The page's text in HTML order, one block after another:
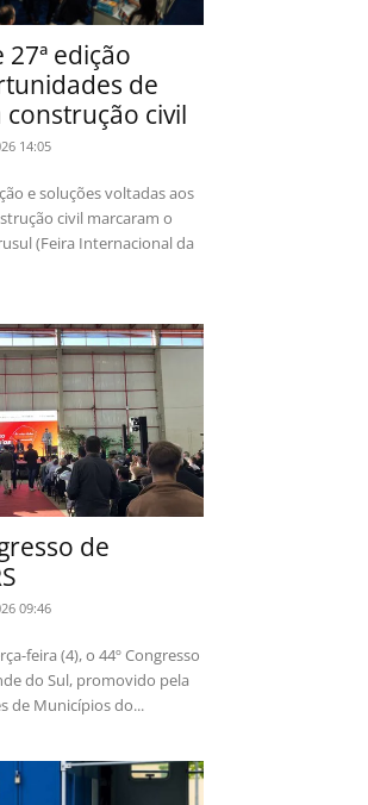
edição
de
civil
14:05
e soluções voltadas aos
civil marcaram o
(Feira Internacional da
de
09:46
feira (4), o 44º Congresso
do Sul, promovido pela
de Municípios do...